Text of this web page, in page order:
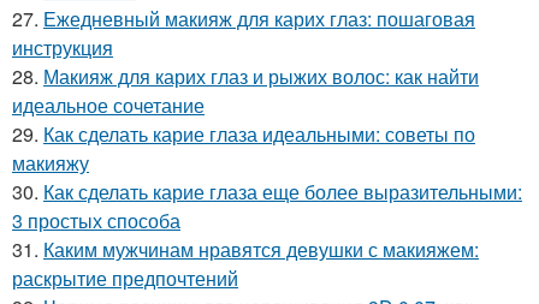
27. Ежедневный макияж для карих глаз: пошаговая
инструкция
28. Макияж для карих глаз и рыжих волос: как найти
идеальное сочетание
29. Как сделать карие глаза идеальными: советы по
макияжу
30. Как сделать карие глаза еще более выразительными:
3 простых способа
31. Каким мужчинам нравятся девушки с макияжем:
раскрытие предпочтений